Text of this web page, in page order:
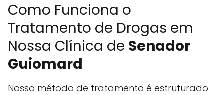
Como Funciona o
Tratamento de Drogas em
Nossa Clínica de Senador
Guiomard
Nosso método de tratamento é estruturado